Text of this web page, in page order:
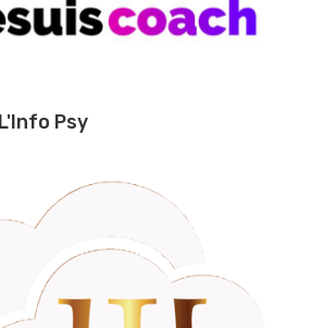
Psy